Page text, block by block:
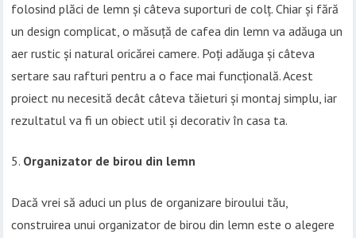
folosind plăci de lemn și câteva suporturi de colț. Chiar și fără
un design complicat, o măsuță de cafea din lemn va adăuga un
aer rustic și natural oricărei camere. Poți adăuga și câteva
sertare sau rafturi pentru a o face mai funcțională. Acest
proiect nu necesită decât câteva tăieturi și montaj simplu, iar
rezultatul va fi un obiect util și decorativ în casa ta.
Organizator de birou din lemn
Dacă vrei să aduci un plus de organizare biroului tău,
construirea unui organizator de birou din lemn este o alegere